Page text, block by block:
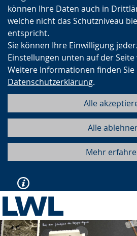
können Ihre Daten auch in
welche nicht das Schutzniveau
entspricht.
Sie können Ihre Einwilligung
Einstellungen unten auf der
Weitere Informationen finden
Datenschutzerklärung.
Alle
Alle
Mehr
Vorherige